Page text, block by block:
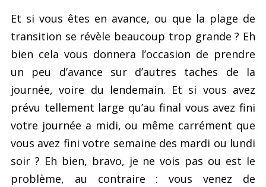
Et si vous êtes en avance, ou que la plage de
transition se révèle beaucoup trop grande ? Eh
bien cela vous donnera l’occasion de prendre
un peu d’avance sur d’autres taches de la
journée, voire du lendemain. Et si vous avez
prévu tellement large qu’au final vous avez fini
votre journée a midi, ou même carrément que
vous avez fini votre semaine des mardi ou lundi
soir ? Eh bien, bravo, je ne vois pas ou est le
problème, au contraire : vous venez de